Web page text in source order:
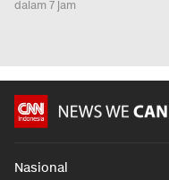
dalam 7 jam
Nasional